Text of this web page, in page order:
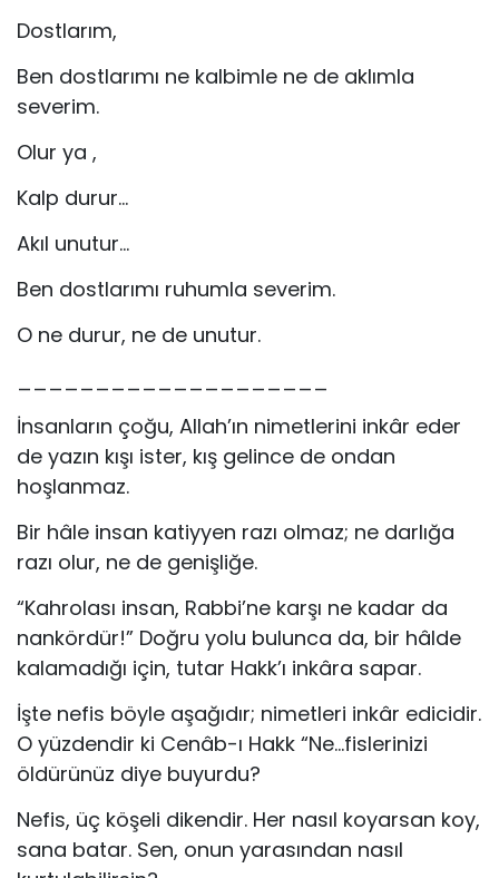
Dostlarım,
Ben dostlarımı ne kalbimle ne de aklımla
severim.
Olur ya ,
Kalp durur…
Akıl unutur…
Ben dostlarımı ruhumla severim.
O ne durur, ne de unutur.
İnsanların çoğu, Allah’ın nimetlerini inkâr eder
de yazın kışı ister, kış gelince de ondan
hoşlanmaz.
Bir hâle insan katiyyen razı olmaz; ne darlığa
razı olur, ne de genişliğe.
“Kahrolası insan, Rabbi’ne karşı ne kadar da
nankördür!” Doğru yolu bulunca da, bir hâlde
kalamadığı için, tutar Hakk’ı inkâra sapar.
İşte nefis böyle aşağıdır; nimetleri inkâr edicidir.
O yüzdendir ki Cenâb-ı Hakk “Ne…fislerinizi
öldürünüz diye buyurdu?
Nefis, üç köşeli dikendir. Her nasıl koyarsan koy,
sana batar. Sen, onun yarasından nasıl